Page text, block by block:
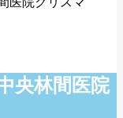
央林間医院